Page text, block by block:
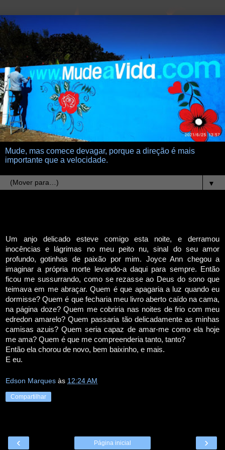
Mude, mas comece devagar, porque a direção é mais
importante que a velocidade.
▼
Um anjo delicado esteve comigo esta noite, e derramou
inocências e lágrimas no meu peito nu, sinal do seu amor
profundo, gotinhas de paixão por mim. Joyce Ann chegou a
imaginar a própria morte levando-a daqui para sempre. Então
ficou me sussurrando, como se rezasse ao Deus do sono que
teimava em me abraçar. Quem é que apagaria a luz quando eu
dormisse? Quem é que fecharia meu livro aberto caído na cama,
na página doze? Quem me cobriria nas noites de frio com meu
edredon amarelo? Quem passaria tão delicadamente as minhas
camisas azuis? Quem seria capaz de amar-me como ela hoje
me ama? Quem é que me compreenderia tanto, tanto?
Então ela chorou de novo, bem baixinho, e mais.
E eu.
Edson Marques às 12:24 AM
Compartilhar
‹ ›
Página inicial